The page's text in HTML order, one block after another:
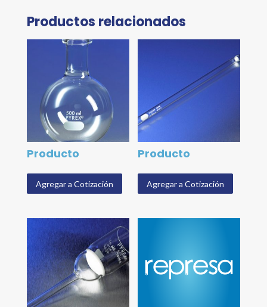
Productos relacionados
Producto
Agregar a Cotización
Producto
Agregar a Cotización